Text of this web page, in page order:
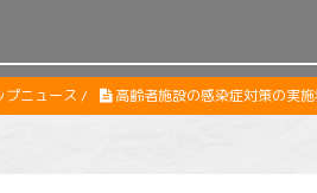
プニュース / 高齢者施設の感染症対策の実